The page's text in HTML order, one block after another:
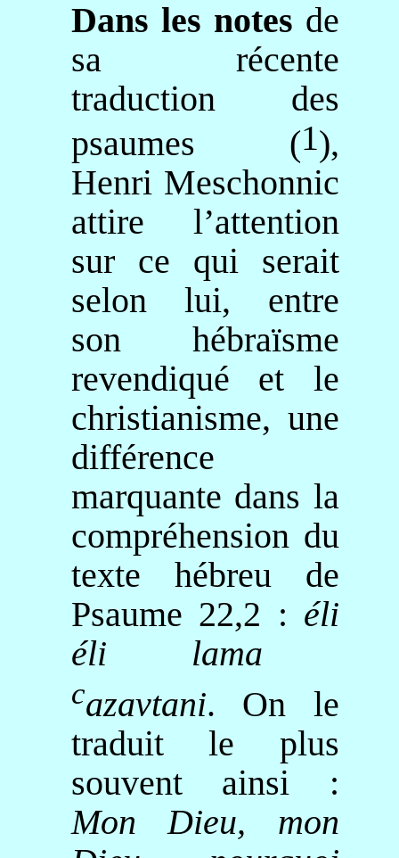
Dans les notes de
sa récente
traduction des
psaumes (1),
Henri Meschonnic
attire l’attention
sur ce qui serait
selon lui, entre
son hébraïsme
revendiqué et le
christianisme, une
différence
marquante dans la
compréhension du
texte hébreu de
Psaume 22,2 : éli
éli lama
cazavtani. On le
traduit le plus
souvent ainsi :
Mon Dieu, mon